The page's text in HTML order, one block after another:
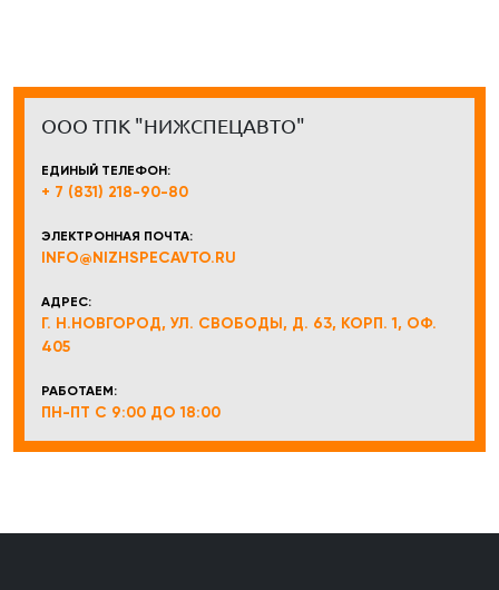
ООО ТПК "НИЖСПЕЦАВТО"
ЕДИНЫЙ ТЕЛЕФОН:
+ 7 (831) 218-90-80
ЭЛЕКТРОННАЯ ПОЧТА:
INFO@NIZHSPECAVTO.RU
АДРЕС:
Г. Н.НОВГОРОД, УЛ. СВОБОДЫ, Д. 63, КОРП. 1, ОФ.
405
РАБОТАЕМ:
ПН-ПТ С 9:00 ДО 18:00